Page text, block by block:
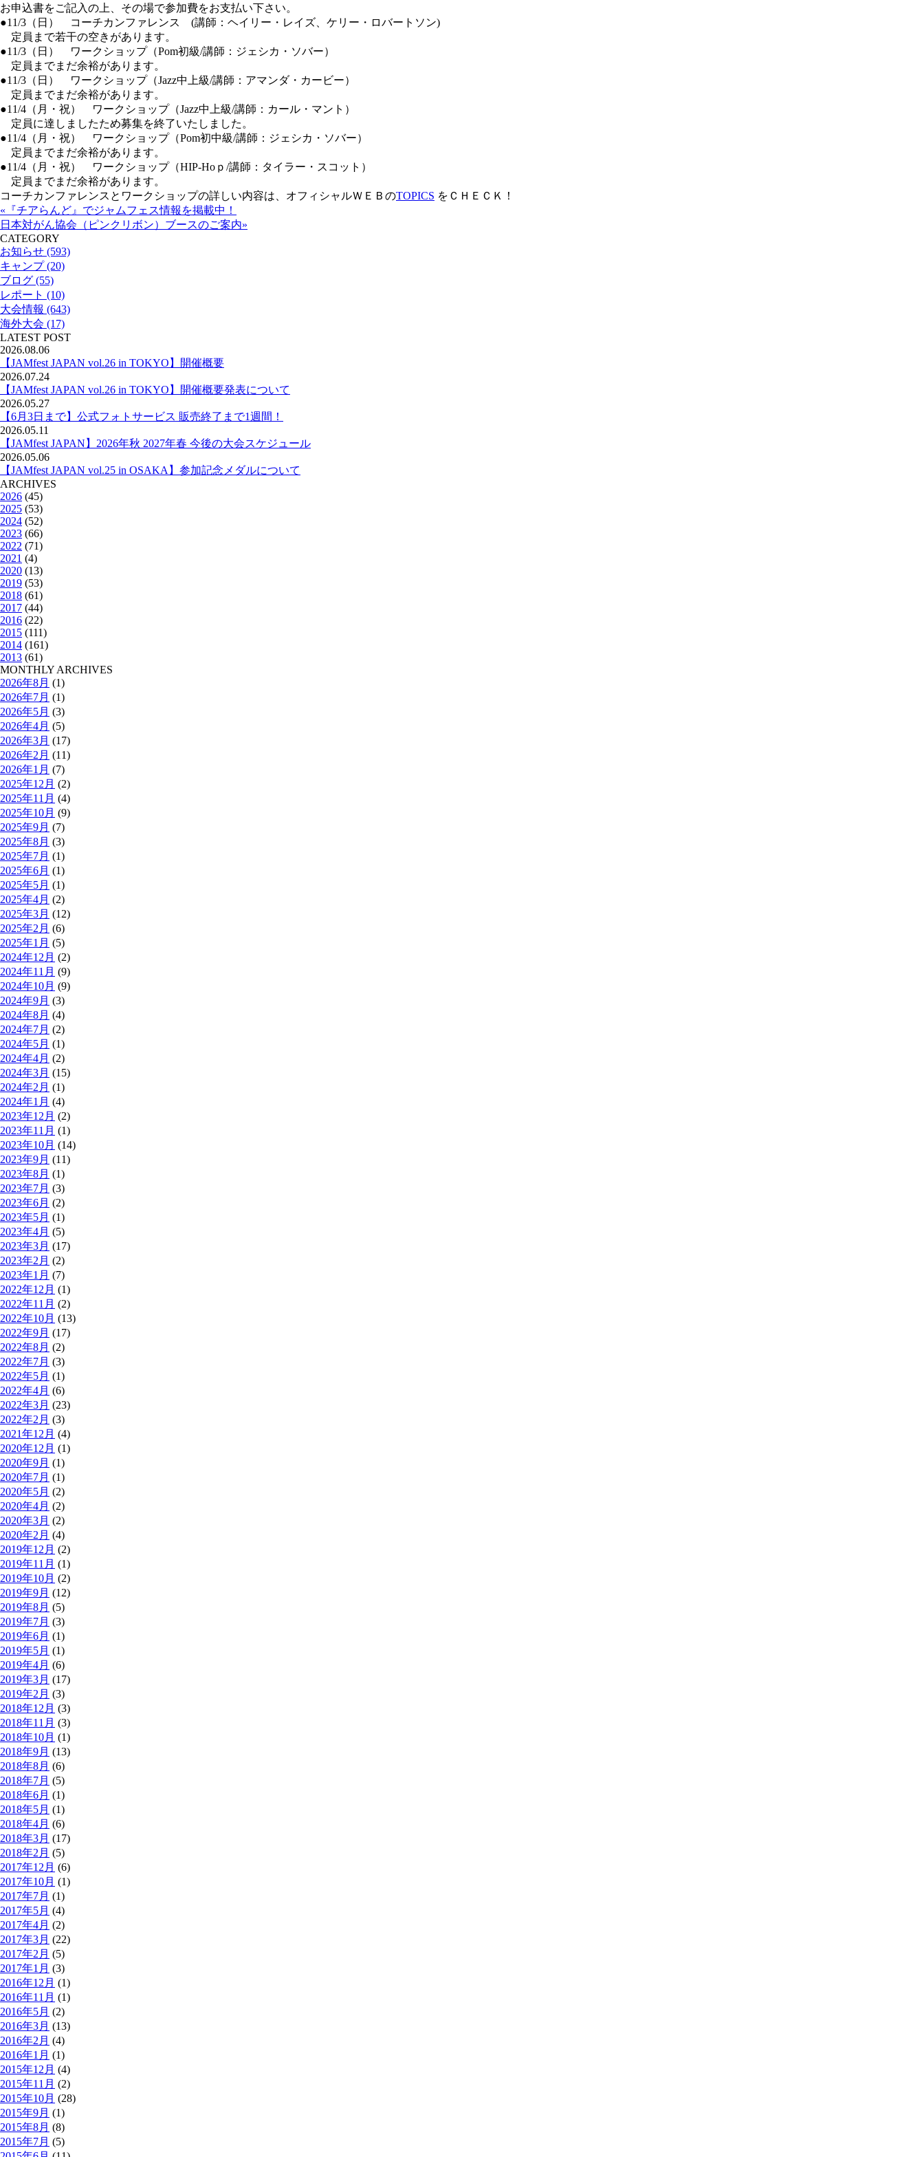
お申込書をご記入の上、その場で参加費をお支払い下さい。
●11/3（日） コーチカンファレンス (講師：ヘイリー・レイズ、ケリー・ロバートソン)
定員まで若干の空きがあります。
●11/3（日） ワークショップ（Pom初級/講師：ジェシカ・ソバー）
定員までまだ余裕があります。
●11/3（日） ワークショップ（Jazz中上級/講師：アマンダ・カービー）
定員までまだ余裕があります。
●11/4（月・祝） ワークショップ（Jazz中上級/講師：カール・マント）
定員に達しましたため募集を終了いたしました。
●11/4（月・祝） ワークショップ（Pom初中級/講師：ジェシカ・ソバー）
定員までまだ余裕があります。
●11/4（月・祝） ワークショップ（HIP-Hoｐ/講師：タイラー・スコット）
定員までまだ余裕があります。
コーチカンファレンスとワークショップの詳しい内容は、オフィシャルＷＥＢのTOPICS をＣＨＥＣＫ！
«『チアらんど』でジャムフェス情報を掲載中！
日本対がん協会（ピンクリボン）ブースのご案内»
CATEGORY
お知らせ (593)
キャンプ (20)
ブログ (55)
レポート (10)
大会情報 (643)
海外大会 (17)
LATEST POST
2026.08.06
【JAMfest JAPAN vol.26 in TOKYO】開催概要
2026.07.24
【JAMfest JAPAN vol.26 in TOKYO】開催概要発表について
2026.05.27
【6月3日まで】公式フォトサービス 販売終了まで1週間！
2026.05.11
【JAMfest JAPAN】2026年秋 2027年春 今後の大会スケジュール
2026.05.06
【JAMfest JAPAN vol.25 in OSAKA】参加記念メダルについて
ARCHIVES
2026 (45)
2025 (53)
2024 (52)
2023 (66)
2022 (71)
2021 (4)
2020 (13)
2019 (53)
2018 (61)
2017 (44)
2016 (22)
2015 (111)
2014 (161)
2013 (61)
MONTHLY ARCHIVES
2026年8月 (1)
2026年7月 (1)
2026年5月 (3)
2026年4月 (5)
2026年3月 (17)
2026年2月 (11)
2026年1月 (7)
2025年12月 (2)
2025年11月 (4)
2025年10月 (9)
2025年9月 (7)
2025年8月 (3)
2025年7月 (1)
2025年6月 (1)
2025年5月 (1)
2025年4月 (2)
2025年3月 (12)
2025年2月 (6)
2025年1月 (5)
2024年12月 (2)
2024年11月 (9)
2024年10月 (9)
2024年9月 (3)
2024年8月 (4)
2024年7月 (2)
2024年5月 (1)
2024年4月 (2)
2024年3月 (15)
2024年2月 (1)
2024年1月 (4)
2023年12月 (2)
2023年11月 (1)
2023年10月 (14)
2023年9月 (11)
2023年8月 (1)
2023年7月 (3)
2023年6月 (2)
2023年5月 (1)
2023年4月 (5)
2023年3月 (17)
2023年2月 (2)
2023年1月 (7)
2022年12月 (1)
2022年11月 (2)
2022年10月 (13)
2022年9月 (17)
2022年8月 (2)
2022年7月 (3)
2022年5月 (1)
2022年4月 (6)
2022年3月 (23)
2022年2月 (3)
2021年12月 (4)
2020年12月 (1)
2020年9月 (1)
2020年7月 (1)
2020年5月 (2)
2020年4月 (2)
2020年3月 (2)
2020年2月 (4)
2019年12月 (2)
2019年11月 (1)
2019年10月 (2)
2019年9月 (12)
2019年8月 (5)
2019年7月 (3)
2019年6月 (1)
2019年5月 (1)
2019年4月 (6)
2019年3月 (17)
2019年2月 (3)
2018年12月 (3)
2018年11月 (3)
2018年10月 (1)
2018年9月 (13)
2018年8月 (6)
2018年7月 (5)
2018年6月 (1)
2018年5月 (1)
2018年4月 (6)
2018年3月 (17)
2018年2月 (5)
2017年12月 (6)
2017年10月 (1)
2017年7月 (1)
2017年5月 (4)
2017年4月 (2)
2017年3月 (22)
2017年2月 (5)
2017年1月 (3)
2016年12月 (1)
2016年11月 (1)
2016年5月 (2)
2016年3月 (13)
2016年2月 (4)
2016年1月 (1)
2015年12月 (4)
2015年11月 (2)
2015年10月 (28)
2015年9月 (1)
2015年8月 (8)
2015年7月 (5)